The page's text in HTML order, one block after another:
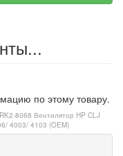
по этому товару.
8068 Вентилятор HP CLJ
4003/ 4103 (OEM)